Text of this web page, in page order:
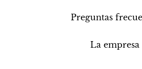
Preguntas
La empresa